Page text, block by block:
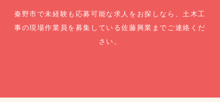
秦野市で未経験も応募可能な求人をお探しなら、土木工
事の現場作業員を募集している佐藤興業までご連絡くだ
さい。